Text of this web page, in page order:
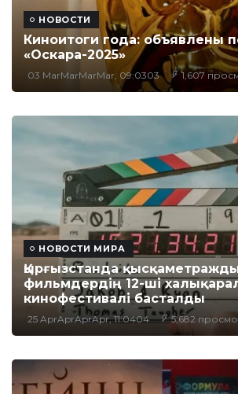
НОВОСТИ
Киноитоги года: объявлены
«Оскара-2025»
03 MarMarMarMar, 09:0303 1,607
НОВОСТИ МИРА
Қырғызстанда
фильмдердің 12-ші
кинофестивалі басталды
25 AprAprAprApr, 11:0404 5,682